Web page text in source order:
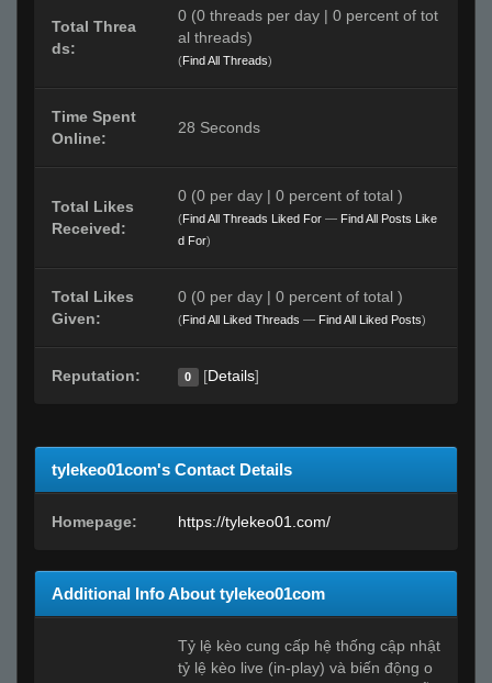
Total Threa
ds:
0 (0 threads per day | 0 percent of tot
al threads)
(Find All Threads)
Time Spent
Online:
28 Seconds
Total Likes
Received:
0 (0 per day | 0 percent of total )
(Find All Threads Liked For — Find All Posts Like
d For)
Total Likes
Given:
0 (0 per day | 0 percent of total )
(Find All Liked Threads — Find All Liked Posts)
Reputation: 0 [Details]
tylekeo01com's Contact Details
Homepage: https://tylekeo01.com/
Additional Info About tylekeo01com
Tỷ lệ kèo cung cấp hệ thống cập nhật
tỷ lệ kèo live (in-play) và biến động o